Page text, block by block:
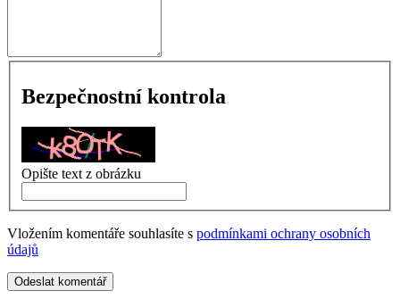
Bezpečnostní kontrola
Opište text z obrázku
Vložením komentáře souhlasíte s podmínkami ochrany osobních
údajů
Odeslat komentář